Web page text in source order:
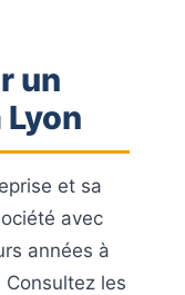
un
et sa
avec
années à
les